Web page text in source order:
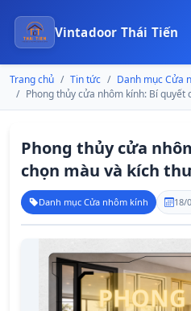
Vintadoor Thái Tiến
Trang chủ Tin tức
Danh mục Cửa
Phong thủy cửa nhôm kính: Bí
Phong thủy cửa
chọn màu và kích
Danh mục Cửa nhôm kính 18/